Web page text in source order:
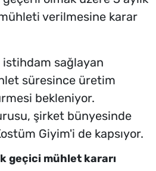
verilmesine karar
istihdam sağlayan
süresince üretim
bekleniyor.
şirket bünyesinde
Giyim'i de kapsıyor.
geçici mühlet kararı